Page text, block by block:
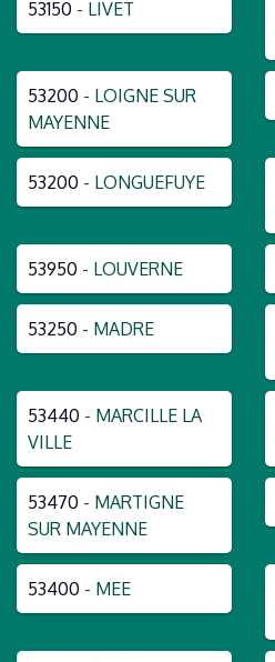
53150 - LIVET
53200 - LOIGNE SUR
MAYENNE
53200 - LONGUEFUYE
53950 - LOUVERNE
53250 - MADRE
53440 - MARCILLE LA
VILLE
53470 - MARTIGNE
SUR MAYENNE
53400 - MEE